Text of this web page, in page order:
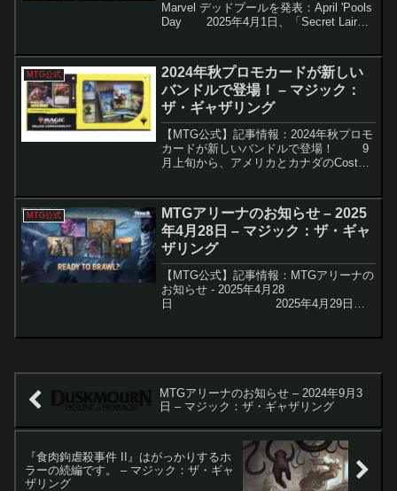
Marvel デッドプールを発表：April 'Pools
Day 2025年4月1日、「Secret Lair」
MTG公式
2024年秋プロモカードが新しい
バンドルで登場！ – マジック：
ザ・ギャザリング
【MTG公式】記事情報：2024年秋プロモ
カードが新しいバンドルで登場！ 9
月上旬から、アメリカとカナダのCostco
は、人気の統率者...
MTG公式
MTGアリーナのお知らせ – 2025
年4月28日 – マジック：ザ・ギャ
ザリング
【MTG公式】記事情報：MTGアリーナの
お知らせ - 2025年4月28
日 2025年4月29日、
MTGアリーナのお知らせ – 2024年9月3
日 – マジック：ザ・ギャザリング
『食肉鉤虐殺事件 II』はがっかりするホ
ラーの続編です。 – マジック：ザ・ギャ
ザリング